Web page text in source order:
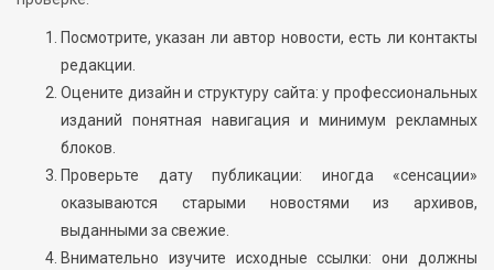
Посмотрите, указан ли автор новости, есть ли контакты
редакции.
Оцените дизайн и структуру сайта: у профессиональных
изданий понятная навигация и минимум рекламных
блоков.
Проверьте дату публикации: иногда «сенсации»
оказываются старыми новостями из архивов,
выданными за свежие.
Внимательно изучите исходные ссылки: они должны